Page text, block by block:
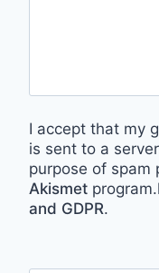
I accept that my
is sent to a
purpose of spam
Akismet program.
and GDPR.